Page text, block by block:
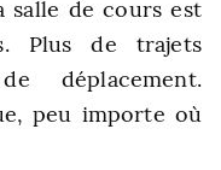
salle de cours est
Plus de trajets
déplacement.
peu importe où